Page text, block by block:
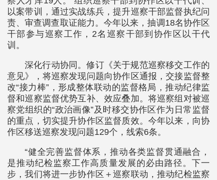
以案带训，通过实战练兵，提升巡察干部监督执纪问
责、审查调查取证能力。今年以来，抽调18名协作区
干部参与巡察工作，2名巡察干部到协作区以干代
训。
深化行动协同。修订《关于规范巡察移交工作的
意见》，将巡察发现问题向协作区通报，交接监督整
改“接力棒”，形成整体联动的监督格局，推动纪律监
督和巡察监督优势互补、效应叠加。将巡察组对被巡
察党组织的“政治画像”及时移交协作区作为日常监督
的重点，切实提升协作区监督质效。今年以来，向协
作区移送巡察发现问题129个，线索6条。
“健全完善监督体系，推动各类监督贯通融合，
是推动纪检监察工作高质量发展的必由路径。下一
步，我们将进一步协作区＋巡察联动，推动纪检监察